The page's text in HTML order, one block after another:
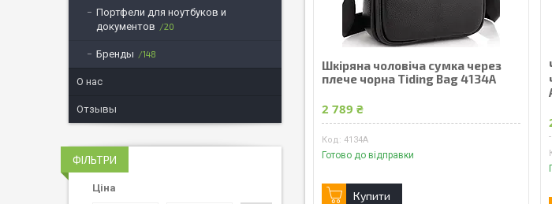
Шкіряна чоловіча сумка через
плече чорна Tiding Bag 4134A
2 789 ₴
4134A
Готово до відправки
Купити
Портфели для ноутбуков и
документов
20
Бренды 148
О нас
Отзывы
ФІЛЬТРИ
Ціна